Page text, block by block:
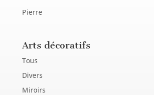
Pierre
Arts décoratifs
Tous
Divers
Miroirs